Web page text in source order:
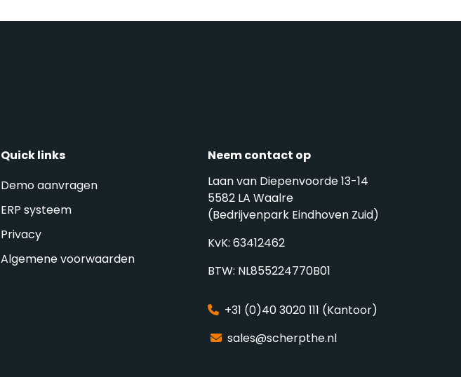
Quick links
Demo aanvragen
ERP systeem
Privacy
Algemene voorwaarden
Neem contact op
Laan van Diepenvoorde 13-14
5582 LA Waalre
(Bedrijvenpark Eindhoven Zuid)
KvK: 63412462
BTW: NL855224770B01
+31 (0)40 3020 111 (Kantoor)
sales@scherpthe.nl